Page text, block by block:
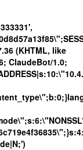
(KHTML, like
ClaudeBot/1.0;